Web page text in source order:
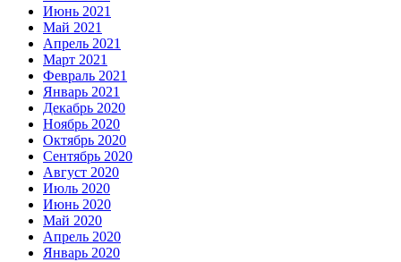
Июнь 2021
Май 2021
Апрель 2021
Март 2021
Февраль 2021
Январь 2021
Декабрь 2020
Ноябрь 2020
Октябрь 2020
Сентябрь 2020
Август 2020
Июль 2020
Июнь 2020
Май 2020
Апрель 2020
Январь 2020